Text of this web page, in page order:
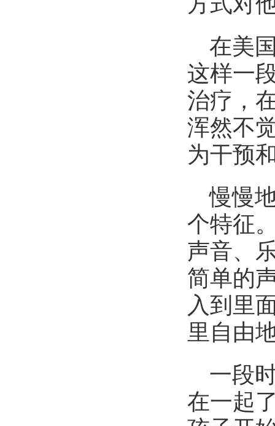
在美
这样一
治疗，
浑然不
为干预
慢慢
个特征
声音、
简单的
入到里
里自由
一段
在一起